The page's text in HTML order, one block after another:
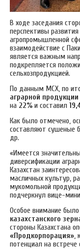
В ходе заседания
перспективы развития
агропромышленной
взаимодействие с
является важным
подкрепляется
сельхозпродукцией.
По данным МСХ, по
аграрной продукции
на 22% и составил
Как было отмечено,
составляют сушеные
др.
«Имеется
диверсификации
Казахстан
масличных культур,
мукомольной
подчеркнул вице-
Особое внимание
казахстанского
стороны Казахстана
«Продкорпорация»
потенциал на встрече